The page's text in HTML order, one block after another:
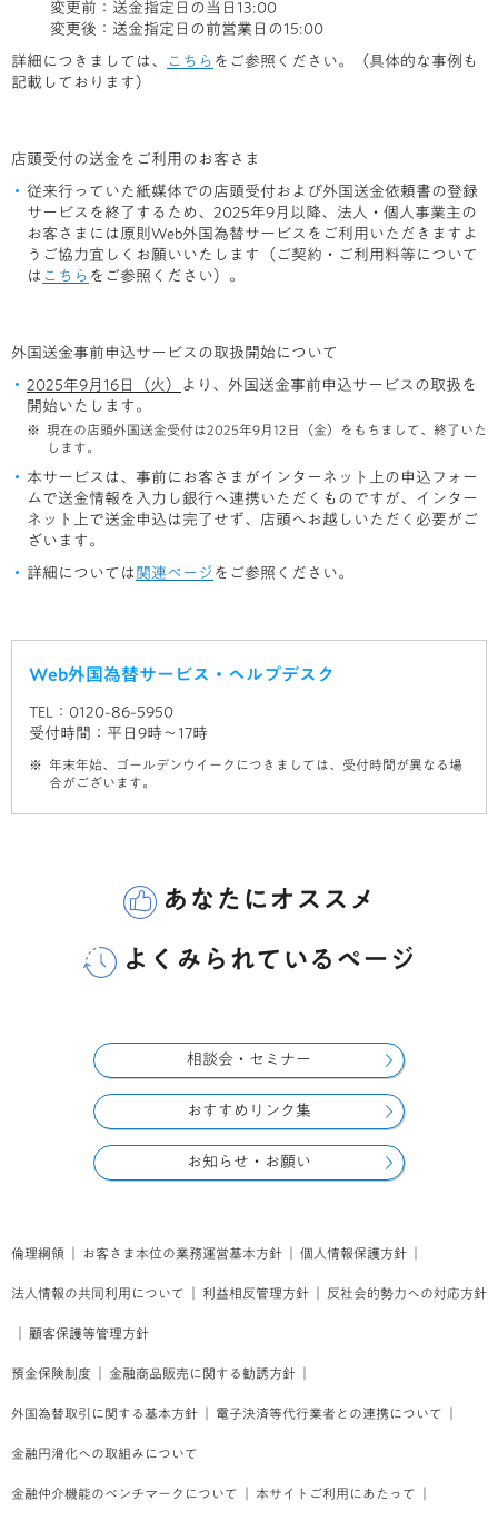
変更前：送金指定日の当日13:00
変更後：送金指定日の前営業日の15:00
詳細につきましては、 こちら をご参照ください。（具体的な事例も
記載しております）
店頭受付の送金をご利用のお客さま
従来行っていた紙媒体での店頭受付および外国送金依頼書の登録
サービスを終了するため、2025年9月以降、法人・個人事業主の
お客さまには原則Web外国為替サービスをご利用いただきますよ
うご協力宜しくお願いいたします（ご契約・ご利用料等について
は こちら をご参照ください）。
外国送金事前申込サービスの取扱開始について
2025年9月16日（火）
より、外国送金事前申込サービスの取扱を
開始いたします。
現在の店頭外国送金受付は2025年9月12日（金）をもちまして、終了いた
します。
本サービスは、事前にお客さまがインターネット上の申込フォー
ムで送金情報を入力し銀行へ連携いただくものですが、インター
ネット上で送金申込は完了せず、店頭へお越しいただく必要がご
ざいます。
詳細については 関連ページ をご参照ください。
Web外国為替サービス・ヘルプデスク
TEL：0120-86-5950
受付時間：平日9時～17時
年末年始、ゴールデンウイークにつきましては、受付時間が異なる場
合がございます。
あなたにオススメ
よくみられているページ
相談会・セミナー
おすすめリンク集
お知らせ・お願い
倫理綱領 お客さま本位の業務運営基本方針 個人情報保護方針
法人情報の共同利用について 利益相反管理方針 反社会的勢力への対応方針
顧客保護等管理方針
預金保険制度 金融商品販売に関する勧誘方針
外国為替取引に関する基本方針 電子決済等代行業者との連携について
金融円滑化への取組みについて
金融仲介機能のベンチマークについて 本サイトご利用にあたって